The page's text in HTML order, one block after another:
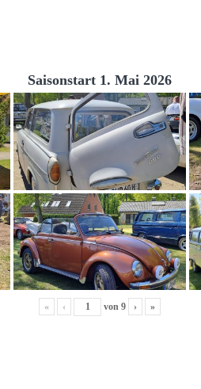
Saisonstart 1. Mai 2026
« ‹ von 9 › »